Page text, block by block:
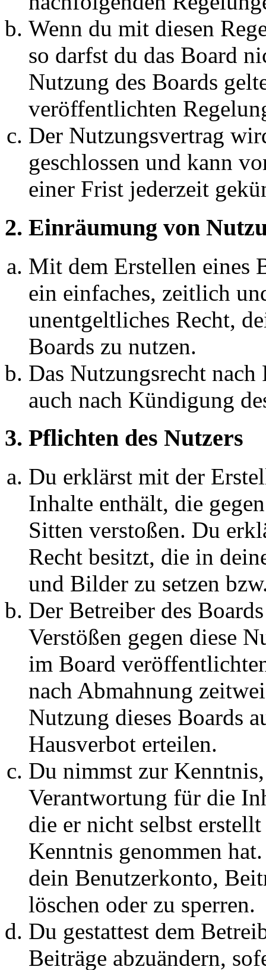
Wenn du mit diesen
so darfst du das Board
Nutzung des Boards
veröffentlichten
Der Nutzungsvertrag
geschlossen und kann
einer Frist jederzeit
2. Einräumung von
Mit dem Erstellen eines
ein einfaches, zeitlich
unentgeltliches Recht,
Boards zu nutzen.
Das Nutzungsrecht
auch nach Kündigung
3. Pflichten des Nutzers
Du erklärst mit der
Inhalte enthält, die
Sitten verstoßen. Du
Recht besitzt, die in
und Bilder zu setzen
Der Betreiber des
Verstößen gegen diese
im Board
nach Abmahnung
Nutzung dieses Boards
Hausverbot erteilen.
Du nimmst zur
Verantwortung für die
die er nicht selbst
Kenntnis genommen
dein Benutzerkonto,
löschen oder zu sperren.
Du gestattest dem
Beiträge abzuändern,